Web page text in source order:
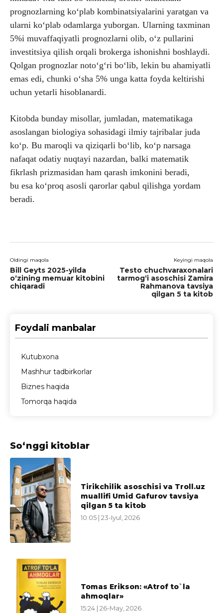
prognozlarning ko‘plab kombinatsiyalarini yaratgan va
ularni ko‘plab odamlarga yuborgan. Ularning taxminan
5%i muvaffaqiyatli prognozlarni olib, o‘z pullarini
investitsiya qilish orqali brokerga ishonishni boshlaydi.
Qolgan prognozlar noto‘g‘ri bo‘lib, lekin bu ahamiyatli
emas edi, chunki o‘sha 5% unga katta foyda keltirishi
uchun yetarli hisoblanardi.
Kitobda bunday misollar, jumladan, matematikaga
asoslangan biologiya sohasidagi ilmiy tajribalar juda
ko‘p. Bu maroqli va qiziqarli bo‘lib, ko‘p narsaga
nafaqat odatiy nuqtayi nazardan, balki matematik
fikrlash prizmasidan ham qarash imkonini beradi,
bu esa ko‘proq asosli qarorlar qabul qilishga yordam
beradi.
Oldingi maqola
Bill Geyts 2025-yilda
o‘zining memuar kitobini
chiqaradi
Keyingi maqola
Testo chuchvaraxonalari
tarmog‘i asoschisi Zamira
Rahmanova tavsiya
qilgan 5 ta kitob
Foydali manbalar
Kutubxona
Mashhur tadbirkorlar
Biznes haqida
Tomorqa haqida
So‘nggi kitoblar
Tirikchilik asoschisi va Troll.uz
muallifi Umid Gafurov tavsiya
qilgan 5 ta kitob
10:05 | 23-Iyul, 2026
Tomas Erikson: «Atrof to`la
ahmoqlar»
15:24 | 26-May, 2026